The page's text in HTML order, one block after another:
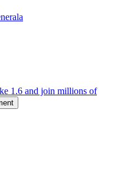
1.6 and join millions of